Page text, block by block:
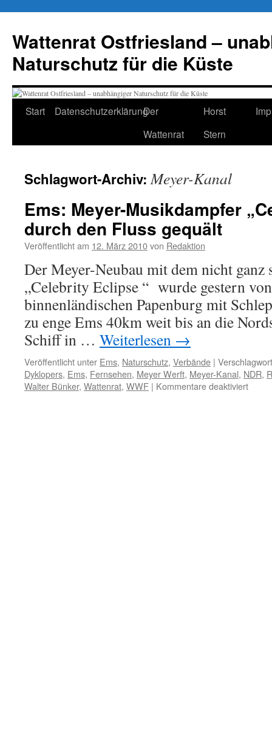
springen
Wattenrat Ostfriesland –
Naturschutz für die Küste
Start DatenschutzerklärungDer
Wattenrat
Horst
Stern
Schlagwort-Archiv:Meyer-Kanal
Ems: Meyer-Musikdampfer
durch den Fluss gequält
Veröffentlicht am 12. März 2010von Redaktion
Der Meyer-Neubau mit dem nicht
„Celebrity Eclipse “ wurde gestern
binnenländischen Papenburg mit
zu enge Ems 40km weit bis an die
Schiff in … Weiterlesen →
Veröffentlicht unter Ems, Naturschutz, Verbände |
Dyklopers, Ems, Fernsehen, Meyer Werft, Meyer-Kanal, NDR,
Walter Bünker, Wattenrat, WWF | Kommentare deaktiviertfür